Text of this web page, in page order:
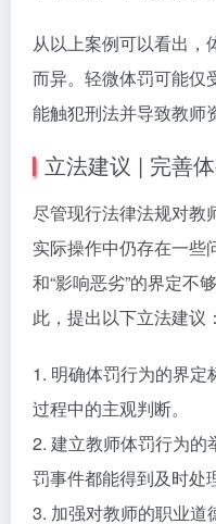
从以上案例可以看出，
而异。轻微体罚可能仅
能触犯刑法并导致教师
立法建议 | 完善
尽管现行法律法规对教
实际操作中仍存在一些
和“影响恶劣”的界定不
此，提出以下立法建议：
1. 明确体罚行为的界
过程中的主观判断。
2. 建立教师体罚行为
罚事件都能得到及时处
3. 加强对教师的职业道